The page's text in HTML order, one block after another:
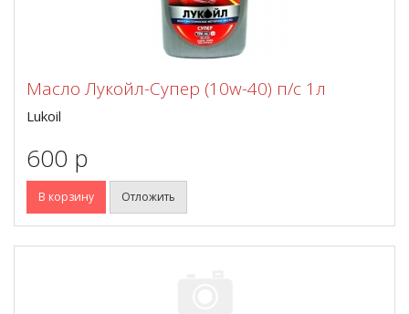
Масло Лукойл-Супер (10w-40) п/с 1л
Lukoil
600 p
В корзину Отложить